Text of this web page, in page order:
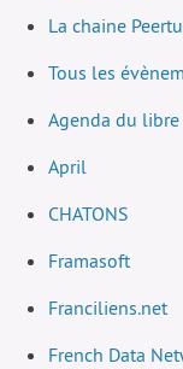
La chaine
Tous les
Agenda du libre
April
CHATONS
Framasoft
Franciliens.net
French Data